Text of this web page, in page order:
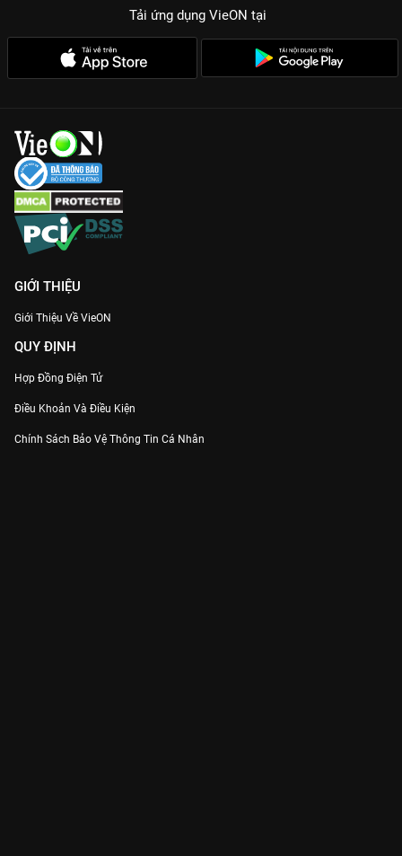
Tải ứng dụng VieON tại
GIỚI THIỆU
Giới Thiệu Về VieON
QUY ĐỊNH
Hợp Đồng Điện Tử
Điều Khoản Và Điều Kiện
Chính Sách Bảo Vệ Thông Tin Cá Nhân